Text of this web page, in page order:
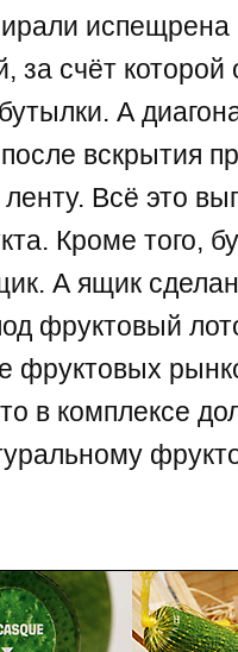
испещрена
за счёт которой
А
вскрытия
Всё это
Кроме того,
А ящик
фруктовый
фруктовых
в комплексе